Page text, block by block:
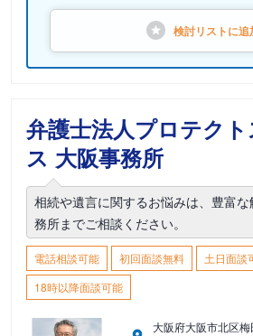
検討リストに追
弁護士法人プロテク
ス 大阪事務所
相続や遺言に関するお悩みは、豊富
務所までご相談ください。
電話相談可能 初回面談無料
土日面談
18時以降面談可能
大阪府大阪市北区